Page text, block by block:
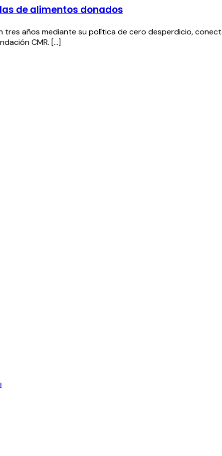
de alimentos donados
tres años mediante su política de cero desperdicio,
CMR. [...]